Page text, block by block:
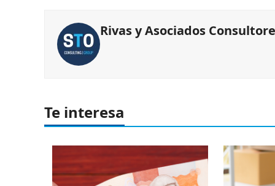
Rivas y Asociados
Te interesa